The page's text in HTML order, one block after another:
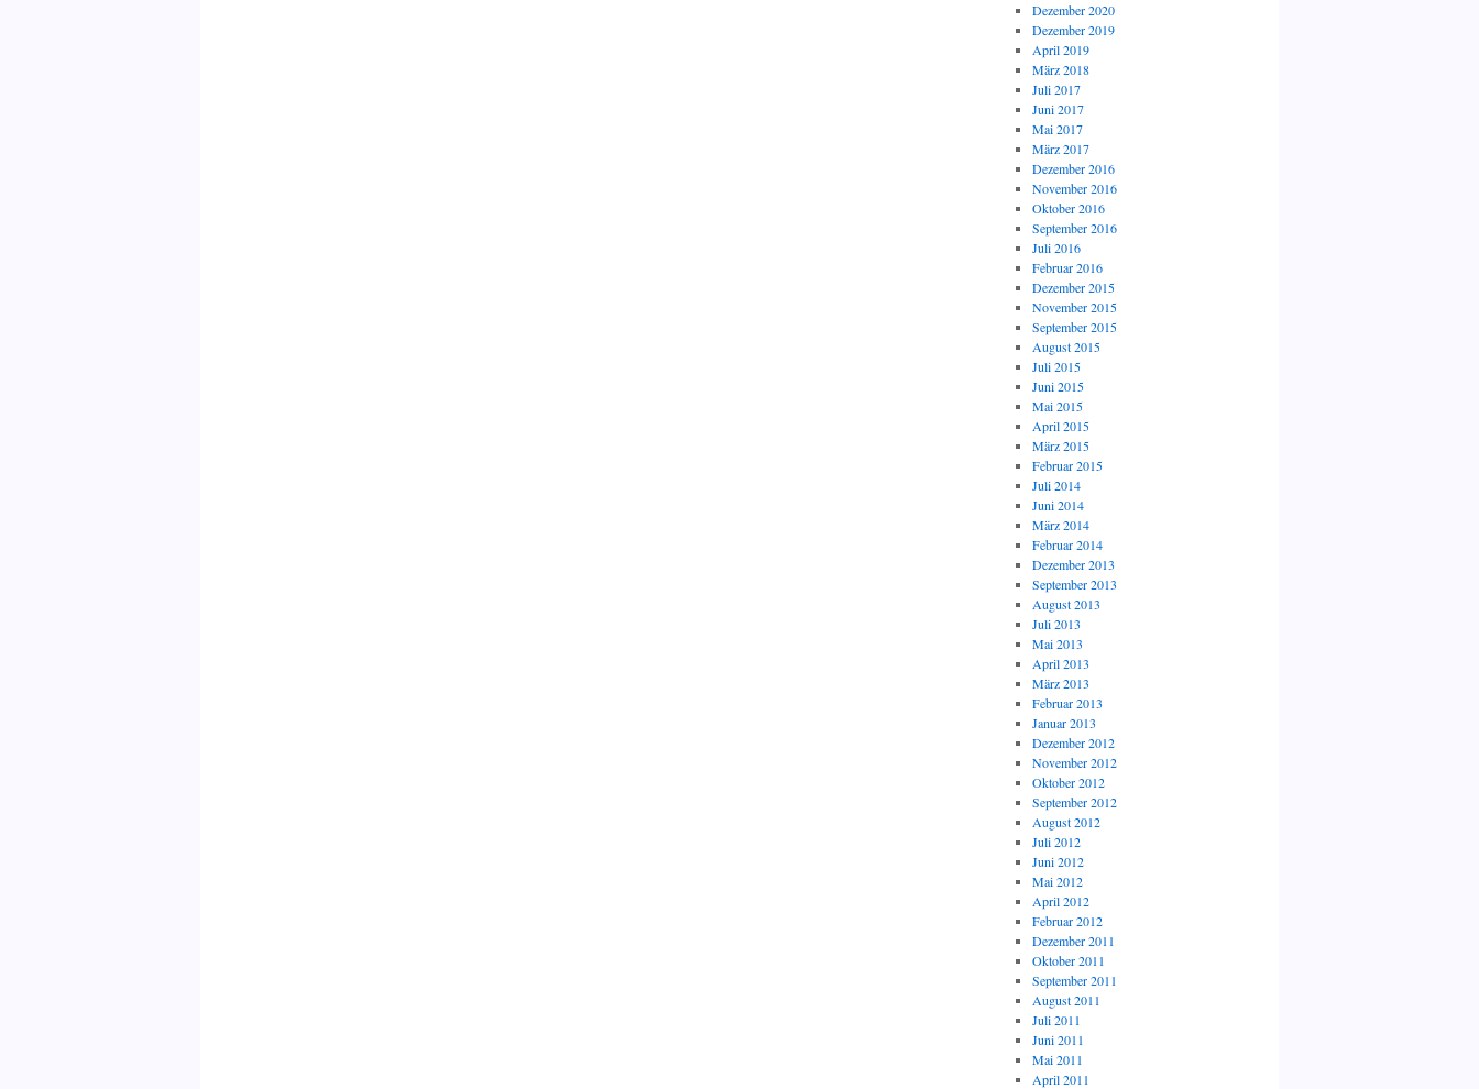
Dezember 2020
Dezember 2019
April 2019
März 2018
Juli 2017
Juni 2017
Mai 2017
März 2017
Dezember 2016
November 2016
Oktober 2016
September 2016
Juli 2016
Februar 2016
Dezember 2015
November 2015
September 2015
August 2015
Juli 2015
Juni 2015
Mai 2015
April 2015
März 2015
Februar 2015
Juli 2014
Juni 2014
März 2014
Februar 2014
Dezember 2013
September 2013
August 2013
Juli 2013
Mai 2013
April 2013
März 2013
Februar 2013
Januar 2013
Dezember 2012
November 2012
Oktober 2012
September 2012
August 2012
Juli 2012
Juni 2012
Mai 2012
April 2012
Februar 2012
Dezember 2011
Oktober 2011
September 2011
August 2011
Juli 2011
Juni 2011
Mai 2011
April 2011